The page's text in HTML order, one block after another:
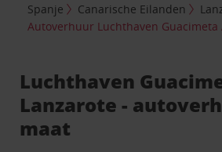
Spanje
Canarische Eilanden
Autoverhuur Luchthaven Guacimeta
Luchthaven
Lanzarote -
maat